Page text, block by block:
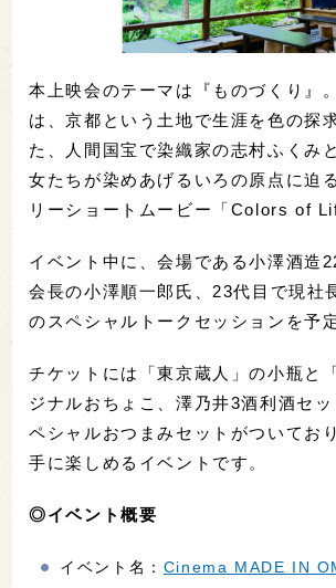
本上映会のテーマは『ものづくり』
は、京都という土地で生涯を色の探
た、人間国宝で染織家の志村ふくみ
女たちが染めあげるいろの原点に迫
リーショートムービー「Colors of
イベント中に、会場である小澤酒造
会長の小澤順一郎氏、23代目で現社
のスペシャルトークセッションを予
チケットには「東京蔵人」の小瓶と
ジナルおちょこ、澤乃井3酒利酒セ
ペシャルおつまみセットがついてお
手に楽しめるイベントです。
◎イベント概要
イベント名： Cinema MADE IN